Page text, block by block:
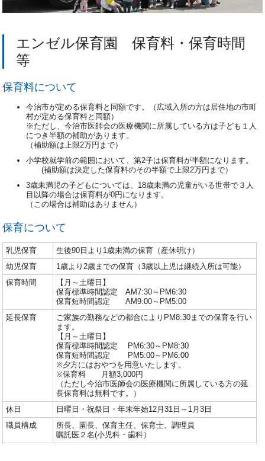
エンゼル保育園 保育料・保育時間
等
保育料について
今治市が定める保育料と同額です。（広域入所の方は居住地の市町
村が定める保育料と同額）
※ただし、今治市医師会の医療機関に所属している方は子ども１人
につき半額の補助があります。
（補助額は上限2万円まで）
小学校就学前の範囲において、第2子は保育料が半額になります。
(補助額は決定した保育料のその半額で上限2万円まで）
3歳未満児の子どもについては、18歳未満の児童がいる世帯で３人
目以降の場合は保育料が0円になります。
（この場合は補助はありません）
保育について
乳児保育
生後90日より1歳未満の保育（産休明け）
幼児保育
1歳より2歳までの保育（3歳以上児は継続入所は可能）
保育時間
【月～土曜日】
保育標準時間認定 AM7:30～PM6:30
保育短時間認定 AM9:00～PM5:00
延長保育
ご家族の勤務などの都合によりPM8:30までの保育を行い
ます。
【月～土曜日】
保育標準時間認定 PM6:30～PM8:30
保育短時間認定 PM5:00～PM6:00
※夕方にはおやつを用意いたします。
※保育料 月額3,000円
（ただし今治市医師会の医療機関に所属している方の延
長保育料は無料です。）
休日
日曜日・祝祭日・年末年始12月31日～1月3日
職員構成
所長、園長、保育主任、保育士、調理員
嘱託医２名(小児科・歯科）